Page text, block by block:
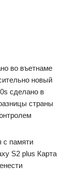
во въетнаме
новый
сделано в
страны
с памяти
S2 plus Карта